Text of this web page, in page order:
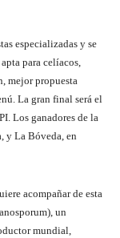
especializadas y se
para celíacos,
mejor propuesta
La gran final será el
Los ganadores de la
y La Bóveda, en
acompañar de esta
un
mundial,